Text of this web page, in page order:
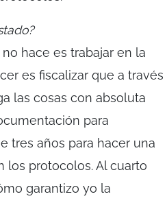
hace es trabajar en la
es fiscalizar que a través
las cosas con absoluta
para
tres años para hacer una
los protocolos. Al cuarto
garantizo yo la